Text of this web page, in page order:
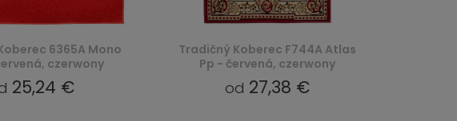
6365A Mono
czerwony
25,24 €
Tradičný Koberec F744A Atlas
Pp - červená, czerwony
od 27,38 €